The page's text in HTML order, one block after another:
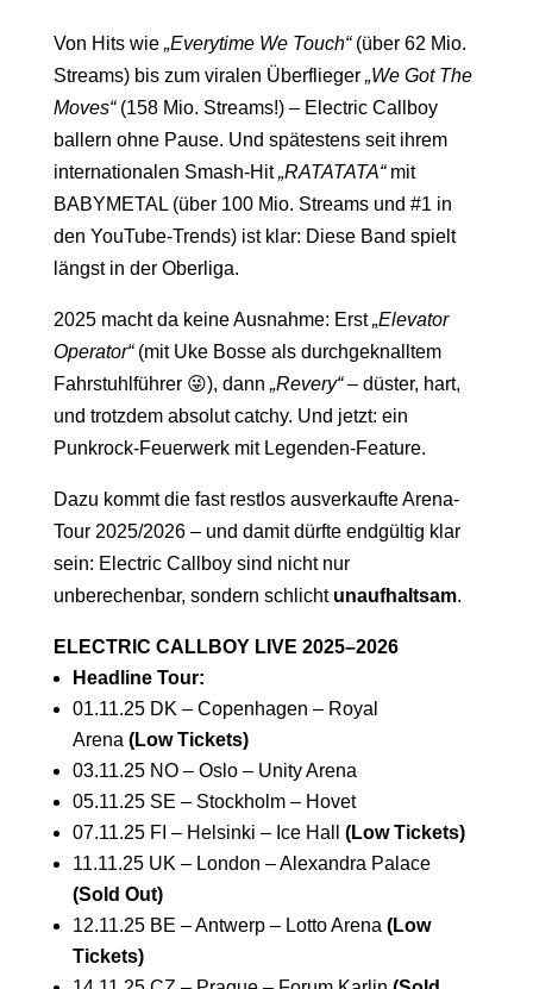
Von Hits wie „Everytime We Touch“(über 62 Mio.
Streams) bis zum viralen Überflieger „We Got The
Moves“(158 Mio. Streams!) – Electric Callboy
ballern ohne Pause. Und spätestens seit ihrem
internationalen Smash-Hit„RATATATA“mit
BABYMETAL (über 100 Mio. Streams und #1 in
den YouTube-Trends) ist klar: Diese Band spielt
längst in der Oberliga.
2025 macht da keine Ausnahme: Erst„Elevator
Operator“(mit Uke Bosse als durchgeknalltem
Fahrstuhlführer 😜), dann „Revery“– düster, hart,
und trotzdem absolut catchy. Und jetzt: ein
Punkrock-Feuerwerk mit Legenden-Feature.
Dazu kommt die fast restlos ausverkaufte Arena-
Tour 2025/2026 – und damit dürfte endgültig klar
sein: Electric Callboy sind nicht nur
unberechenbar, sondern schlicht unaufhaltsam.
ELECTRIC CALLBOY LIVE 2025–2026
Headline Tour:
01.11.25 DK – Copenhagen – Royal
Arena (Low Tickets)
03.11.25 NO – Oslo – Unity Arena
05.11.25 SE – Stockholm – Hovet
07.11.25 FI – Helsinki – Ice Hall (Low Tickets)
11.11.25 UK – London – Alexandra Palace
(Sold Out)
12.11.25 BE – Antwerp – Lotto Arena (Low
Tickets)